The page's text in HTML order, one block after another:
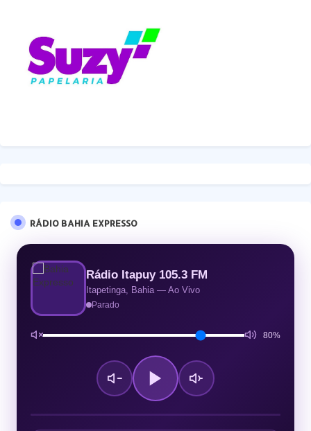
RÁDIO BAHIA EXPRESSO
Rádio Itapuy 105.3 FM
Itapetinga, Bahia — Ao Vivo
Parado
80%